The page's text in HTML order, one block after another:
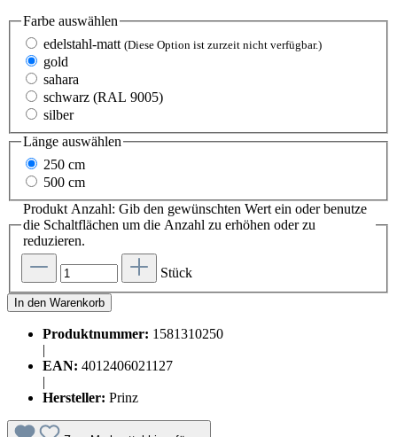
Farbe auswählen
edelstahl-matt (Diese Option ist zurzeit nicht verfügbar.)
gold
sahara
schwarz (RAL 9005)
silber
Länge auswählen
250 cm
500 cm
Produkt Anzahl: Gib den gewünschten Wert ein oder benutze
die Schaltflächen um die Anzahl zu erhöhen oder zu
reduzieren.
Stück
In den Warenkorb
Produktnummer: 1581310250
|
EAN: 4012406021127
|
Hersteller: Prinz